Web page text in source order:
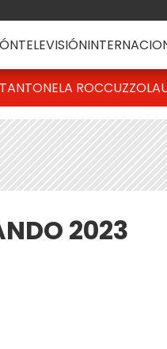
TELEVISIÓN
ANTONELA ROCCUZZO
2023